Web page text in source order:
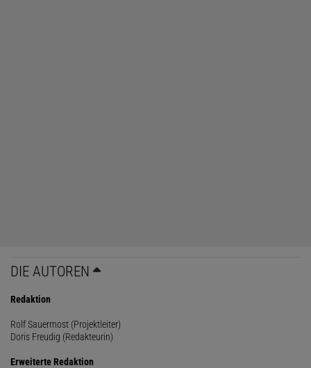
DIE AUTOREN
Redaktion
Rolf Sauermost (Projektleiter)
Doris Freudig (Redakteurin)
Erweiterte Redaktion